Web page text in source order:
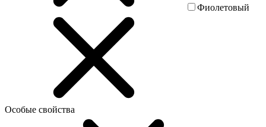
Фиолетовый
Особые свойства